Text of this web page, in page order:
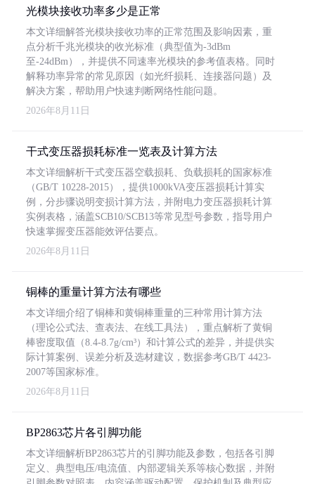
光模块接收功率多少是正常
本文详细解答光模块接收功率的正常范围及影响因素，重
点分析千兆光模块的收光标准（典型值为-3dBm
至-24dBm），并提供不同速率光模块的参考值表格。同时
解释功率异常的常见原因（如光纤损耗、连接器问题）及
解决方案，帮助用户快速判断网络性能问题。
2026年8月11日
干式变压器损耗标准一览表及计算方法
本文详细解析干式变压器空载损耗、负载损耗的国家标准
（GB/T 10228-2015），提供1000kVA变压器损耗计算实
例，分步骤说明变损计算方法，并附电力变压器损耗计算
实例表格，涵盖SCB10/SCB13等常见型号参数，指导用户
快速掌握变压器能效评估要点。
2026年8月11日
铜棒的重量计算方法有哪些
本文详细介绍了铜棒和黄铜棒重量的三种常用计算方法
（理论公式法、查表法、在线工具法），重点解析了黄铜
棒密度取值（8.4-8.7g/cm³）和计算公式的差异，并提供实
际计算案例、误差分析及选材建议，数据参考GB/T 4423-
2007等国家标准。
2026年8月11日
BP2863芯片各引脚功能
本文详细解析BP2863芯片的引脚功能及参数，包括各引脚
定义、典型电压/电流值、内部逻辑关系等核心数据，并附